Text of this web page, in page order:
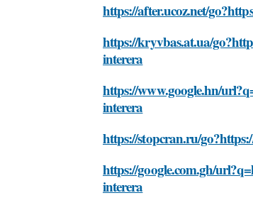
https://after.ucoz.net/
https://kryvbas.at.ua/
interera
https://www.google.hn/
interera
https://stopcran.ru/
https://google.com.gh/
interera